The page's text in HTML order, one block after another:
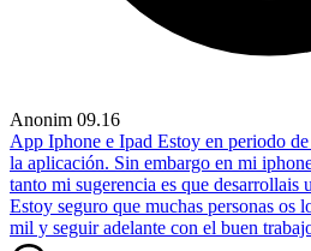
Anonim 09.16
App Iphone e Ipad Estoy en periodo
la aplicación. Sin embargo en mi
tanto mi sugerencia es que desarrollais
Estoy seguro que muchas personas os
mil y seguir adelante con el buen